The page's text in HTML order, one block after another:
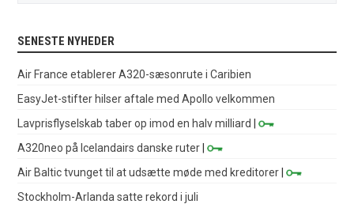
SENESTE NYHEDER
Air France etablerer A320-sæsonrute i Caribien
EasyJet-stifter hilser aftale med Apollo velkommen
Lavprisflyselskab taber op imod en halv milliard
|
A320neo på Icelandairs danske ruter |
Air Baltic tvunget til at udsætte møde med kreditorer |
Stockholm-Arlanda satte rekord i juli